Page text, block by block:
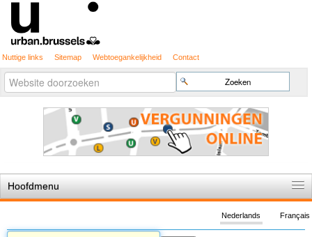
Nuttige links Sitemap Webtoegankelijkheid Contact
Zoek
Geavanceerd
zoeken...
Hoofdmenu
De spelregels
Français
Nederlands